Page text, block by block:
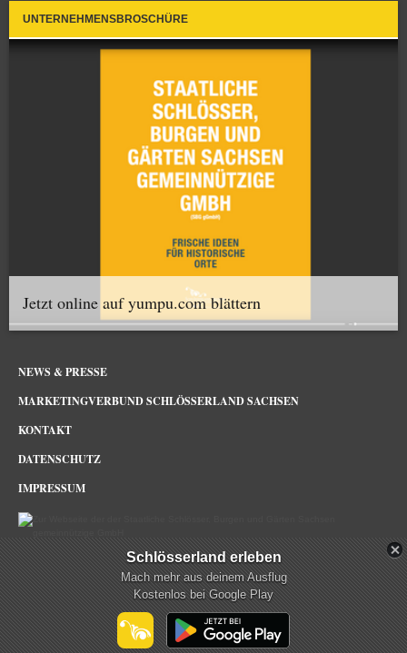
UNTERNEHMENSBROSCHÜRE
Jetzt online auf yumpu.com blättern
NEWS & PRESSE
MARKETINGVERBUND SCHLÖSSERLAND SACHSEN
KONTAKT
DATENSCHUTZ
IMPRESSUM
Schlösserland Sachsen im Netz
Schlösserland erleben
Mach mehr aus deinem Ausflug
Kostenlos bei Google Play
mehr